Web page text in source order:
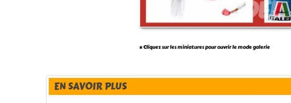
* Cliquez sur les miniatures pour ouvrir le mode galerie
EN SAVOIR PLUS